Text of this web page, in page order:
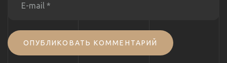
ОПУБЛИКОВАТЬ КОММЕНТАРИЙ